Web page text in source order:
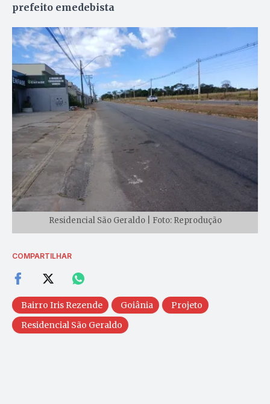
prefeito emedebista
Residencial São Geraldo | Foto: Reprodução
COMPARTILHAR
Bairro Iris Rezende Goiânia
Projeto
Residencial São Geraldo